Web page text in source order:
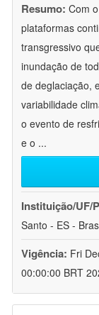
Resumo: Com
plataformas
transgressivo
inundação de
de deglaciação,
variabilidade
o evento de
e o ...
Instituição/UF/
Santo - ES -
Vigência: Fri
00:00:00 BRT